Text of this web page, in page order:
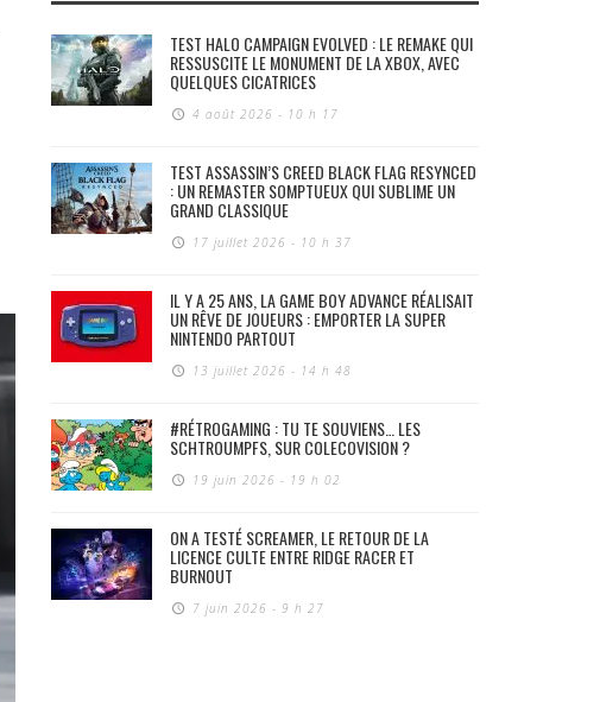
TEST HALO CAMPAIGN EVOLVED : LE REMAKE QUI
RESSUSCITE LE MONUMENT DE LA XBOX, AVEC
QUELQUES CICATRICES
4 août 2026 - 10 h 17
TEST ASSASSIN’S CREED BLACK FLAG RESYNCED
: UN REMASTER SOMPTUEUX QUI SUBLIME UN
GRAND CLASSIQUE
17 juillet 2026 - 10 h 37
IL Y A 25 ANS, LA GAME BOY ADVANCE RÉALISAIT
UN RÊVE DE JOUEURS : EMPORTER LA SUPER
NINTENDO PARTOUT
13 juillet 2026 - 14 h 48
#RÉTROGAMING : TU TE SOUVIENS… LES
SCHTROUMPFS, SUR COLECOVISION ?
19 juin 2026 - 19 h 02
ON A TESTÉ SCREAMER, LE RETOUR DE LA
LICENCE CULTE ENTRE RIDGE RACER ET
BURNOUT
7 juin 2026 - 9 h 27